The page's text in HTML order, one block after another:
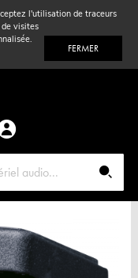
l'utilisation de traceurs
de visites
FERMER